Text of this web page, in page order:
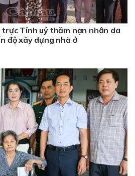
Tỉnh uỷ thăm nạn nhân da
độ xây dựng nhà ở